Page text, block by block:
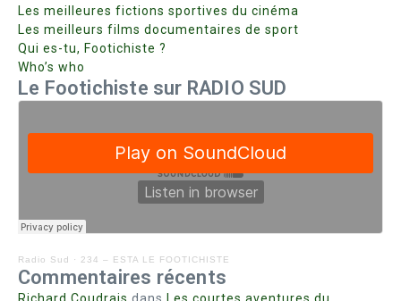
Les meilleures fictions sportives du cinéma
Les meilleurs films documentaires de sport
Qui es-tu, Footichiste ?
Who’s who
Le Footichiste sur RADIO SUD
Radio Sud · 234 – ESTA LE FOOTICHISTE
Commentaires récents